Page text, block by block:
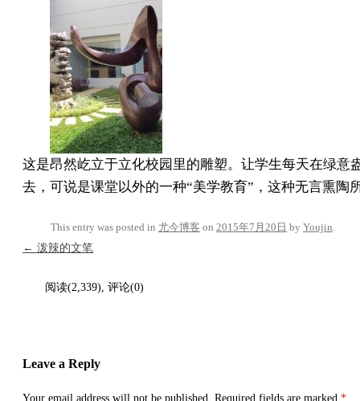
这是昂然屹立于立化校园里的雕塑。让学生每天在绿意
去，可说是课堂以外的一种“美学教育”，这种无言熏陶
This entry was posted in 尤今博客 on 2015年7月20日 by Youjin.
Post navigation
← 泼辣的文笔
阅读(2,339), 评论(0)
Leave a Reply
Your email address will not be published. Required fields are marked *